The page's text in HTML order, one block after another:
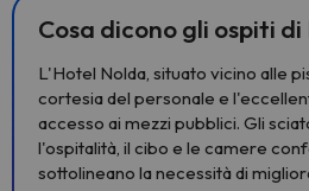
Cosa dicono gli ospiti
L'Hotel Nolda, situato vicino alle
cortesia del personale e
accesso ai mezzi pubblici. Gli
l'ospitalità, il cibo e le camere
sottolineano la necessità di